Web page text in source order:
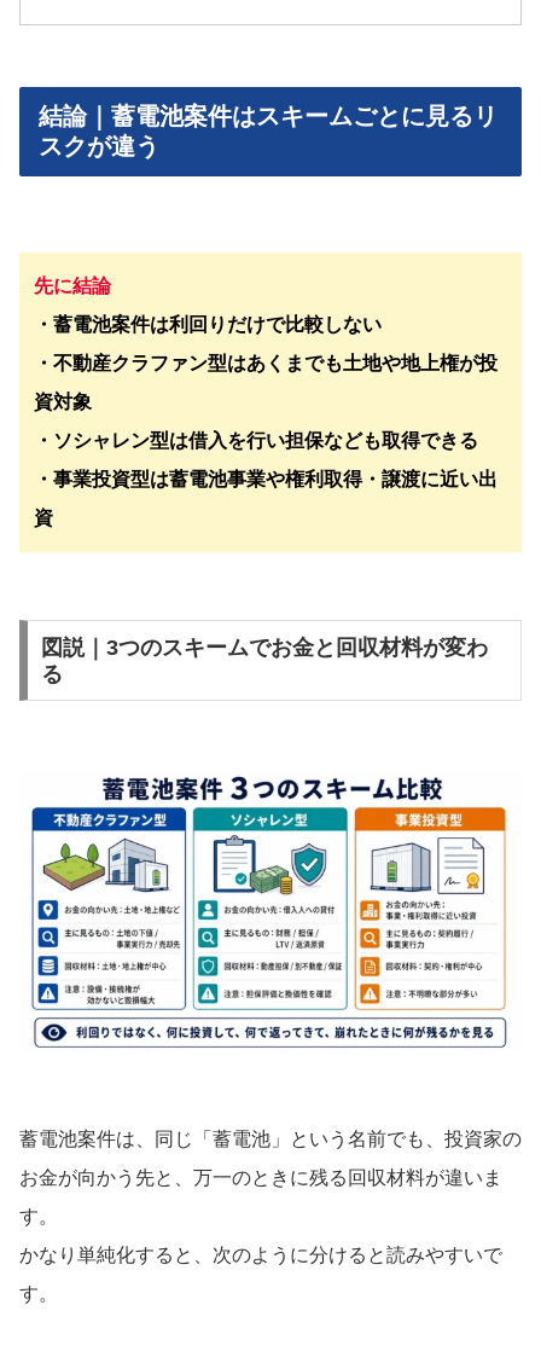
結論｜蓄電池案件はスキームごとに見るリ
スクが違う
先に結論
・蓄電池案件は利回りだけで比較しない
・不動産クラファン型はあくまでも土地や地上権が投
資対象
・ソシャレン型は借入を行い担保なども取得できる
・事業投資型は蓄電池事業や権利取得・譲渡に近い出
資
図説｜3つのスキームでお金と回収材料が変わ
る
蓄電池案件は、同じ「蓄電池」という名前でも、投資家の
お金が向かう先と、万一のときに残る回収材料が違いま
す。
かなり単純化すると、次のように分けると読みやすいで
す。